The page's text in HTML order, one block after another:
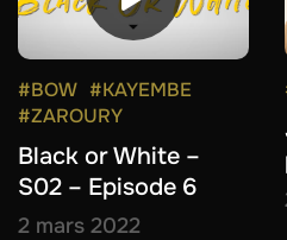
#BOW #KAYEMBE
#ZAROURY
Black or White –
S02 – Episode 6
2 mars 2022